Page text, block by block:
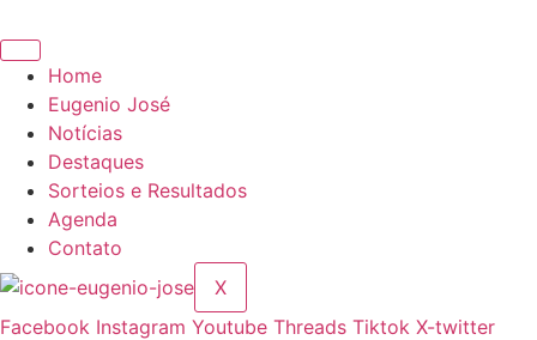
para
conteúdo
Home
Eugenio José
Notícias
Destaques
Sorteios e Resultados
Agenda
Contato
X
Facebook Instagram Youtube Threads Tiktok X-twitter